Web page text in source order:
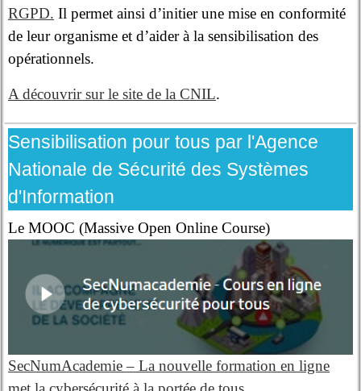
RGPD. Il permet ainsi d’initier une mise en conformité
de leur organisme et d’aider à la sensibilisation des
opérationnels.
A découvrir sur le site de la CNIL.
Sensibilisation pour tous par l'Agence
Nationale de Sécurité des Systèmes
d'Information
Le MOOC (Massive Open Online Course)
SecNumAcademie – La nouvelle formation en ligne